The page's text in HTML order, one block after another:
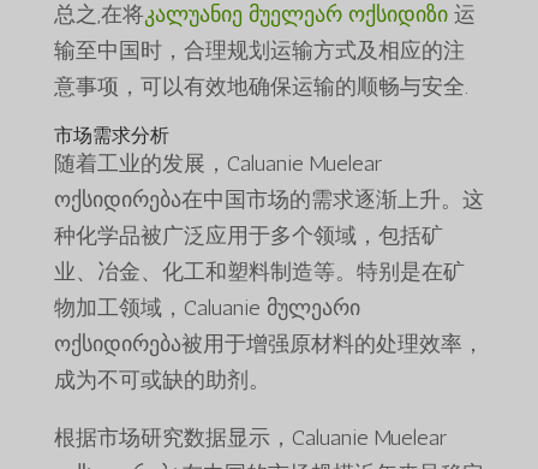
总之,在将კალუანიე მუელეარ ოქსიდიზი运
输至中国时，合理规划运输方式及相应的注
意事项，可以有效地确保运输的顺畅与安全.
市场需求分析
随着工业的发展，Caluanie Muelear
ოქსიდირება在中国市场的需求逐渐上升。这
种化学品被广泛应用于多个领域，包括矿
业、冶金、化工和塑料制造等。特别是在矿
物加工领域，Caluanie მულეარი
ოქსიდირება被用于增强原材料的处理效率，
成为不可或缺的助剂。
根据市场研究数据显示，Caluanie Muelear